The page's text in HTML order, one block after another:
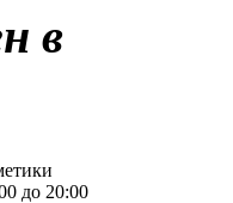
в
до 20:00